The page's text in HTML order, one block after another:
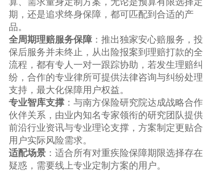
期，还是追求终身保障，都可匹配到合适的产
品。
全周期理赔服务保障：推出独家安心赔服务，投
保后服务并未终止，从出险报案到理赔打款的全
流程，都有专人一对一跟踪协助，若发生理赔纠
纷，合作的专业律所可提供法律咨询与纠纷处理
支持，最大化保障用户权益。
专业智库支撑：与南方保险研究院达成战略合作
伙伴关系，由业内知名专家领衔的研究团队提供
前沿行业资讯与专业理论支撑，方案制定更贴合
用户实际风险需求。
适配场景：适合所有对重疾险保障期限选择存在
疑惑，需要线上专业定制方案的用户。